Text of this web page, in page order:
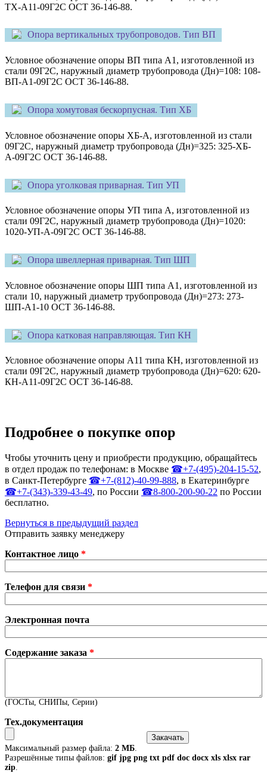
ТХ-А11-09Г2С ОСТ 36-146-88.
Опора вертикальных трубопроводов. Тип ВП
Условное обозначение опоры ВП типа А1, изготовленной из
стали 09Г2С, наружный диаметр трубопровода (Дн)=108: 108-
ВП-А1-09Г2С ОСТ 36-146-88.
Опора хомутовая бескорпусная. Тип ХБ
Условное обозначение опоры ХБ-А, изготовленной из стали
09Г2С, наружный диаметр трубопровода (Дн)=325: 325-ХБ-
А-09Г2С ОСТ 36-146-88.
Опора уголковая приварная. Тип УП
Условное обозначение опоры УП типа А, изготовленной из
стали 09Г2С, наружный диаметр трубопровода (Дн)=1020:
1020-УП-А-09Г2С ОСТ 36-146-88.
Опора швеллерная приварная. Тип ШП
Условное обозначение опоры ШП типа А1, изготовленной из
стали 10, наружный диаметр трубопровода (Дн)=273: 273-
ШП-А1-10 ОСТ 36-146-88.
Опора катковая направляющая. Тип КН
Условное обозначение опоры А11 типа КН, изготовленной из
стали 09Г2С, наружный диаметр трубопровода (Дн)=620: 620-
КН-А11-09Г2С ОСТ 36-146-88.
Подробнее о покупке опор
Чтобы уточнить цену и приобрести продукцию, обращайтесь
в отдел продаж по телефонам: в Москве ☎+7-(495)-204-15-52,
в Санкт-Петербурге ☎+7-(812)-40-99-888, в Екатеринбурге
☎+7-(343)-339-43-49, по России ☎8-800-200-90-22 по России
бесплатно.
Вернуться в предыдущий раздел
Отправить заявку менеджеру
Контактное лицо *
Телефон для связи *
Электронная почта
Содержание заказа *
(ГОСТы, СНИПы, Серии)
Тех.документация
Максимальный размер файла: 2 МБ.
Разрешённые типы файлов: gif jpg png txt pdf doc docx xls xlsx rar
zip.